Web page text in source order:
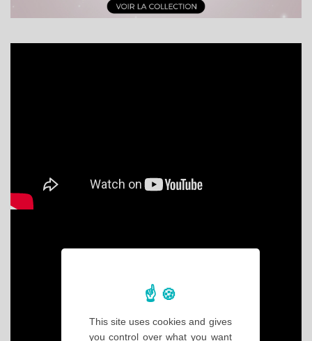
This site uses cookies and gives
you control over what you want